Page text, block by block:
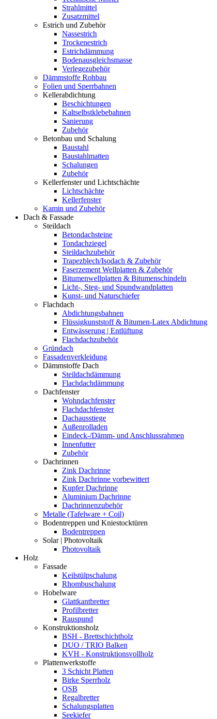
Strahlmittel
Zusatzmittel
Estrich und Zubehör
Nassestrich
Trockenestrich
Estrichdämmung
Bodenausgleichsmasse
Verlegezubehör
Dämmstoffe Rohbau
Folien und Sperrbahnen
Kellerabdichtung
Beschichtungen
Kaltselbstklebebahnen
Sanierung
Zubehör
Betonbau und Schalung
Baustahl
Baustahlmatten
Schalungen
Zubehör
Kellerfenster und Lichtschächte
Lichtschächte
Kellerfenster
Kamin und Zubehör
Dach & Fassade
Steildach
Betondachsteine
Tondachziegel
Steildachzubehör
Trapezblech/Isodach & Zubehör
Faserzement Wellplatten & Zubehör
Bitumenwellplatten & Bitumenschindeln
Licht-, Steg- und Spundwandplatten
Kunst- und Naturschiefer
Flachdach
Abdichtungsbahnen
Flüssigkunststoff & Bitumen-Latex Abdichtung
Entwässerung | Entlüftung
Flachdachzubehör
Gründach
Fassadenverkleidung
Dämmstoffe Dach
Steildachdämmung
Flachdachdämmung
Dachfenster
Wohndachfenster
Flachdachfenster
Dachausstiege
Außenrolladen
Eindeck-/Dämm- und Anschlussrahmen
Innenfutter
Zubehör
Dachrinnen
Zink Dachrinne
Zink Dachrinne vorbewittert
Kupfer Dachrinne
Aluminium Dachrinne
Dachrinnenzubehör
Metalle (Tafelware + Coil)
Bodentreppen und Kniestocktüren
Bodentreppen
Solar | Photovoltaik
Photovoltaik
Holz
Fassade
Keilstülpschalung
Rhombuschalung
Hobelware
Glattkantbretter
Profilbretter
Rauspund
Konstruktionsholz
BSH - Brettschichtholz
DUO / TRIO Balken
KVH - Konstruktionsvollholz
Plattenwerkstoffe
3 Schicht Platten
Birke Sperrholz
OSB
Regalbretter
Schalungsplatten
Seekiefer